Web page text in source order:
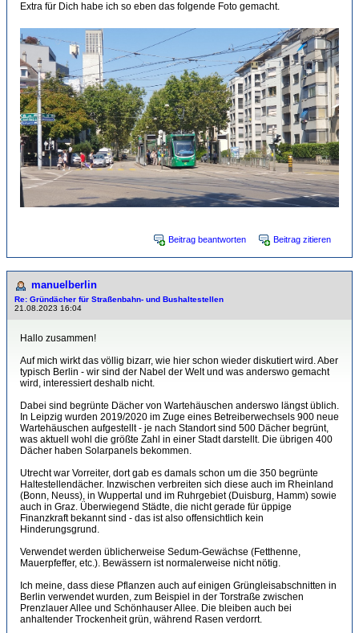
Extra für Dich habe ich so eben das folgende Foto gemacht.
Beitrag beantworten Beitrag zitieren
manuelberlin
Re: Gründächer für Straßenbahn- und Bushaltestellen
21.08.2023 16:04
Hallo zusammen!
Auf mich wirkt das völlig bizarr, wie hier schon wieder diskutiert wird. Aber
typisch Berlin - wir sind der Nabel der Welt und was anderswo gemacht
wird, interessiert deshalb nicht.
Dabei sind begrünte Dächer von Wartehäuschen anderswo längst üblich.
In Leipzig wurden 2019/2020 im Zuge eines Betreiberwechsels 900 neue
Wartehäuschen aufgestellt - je nach Standort sind 500 Dächer begrünt,
was aktuell wohl die größte Zahl in einer Stadt darstellt. Die übrigen 400
Dächer haben Solarpanels bekommen.
Utrecht war Vorreiter, dort gab es damals schon um die 350 begrünte
Haltestellendächer. Inzwischen verbreiten sich diese auch im Rheinland
(Bonn, Neuss), in Wuppertal und im Ruhrgebiet (Duisburg, Hamm) sowie
auch in Graz. Überwiegend Städte, die nicht gerade für üppige
Finanzkraft bekannt sind - das ist also offensichtlich kein
Hinderungsgrund.
Verwendet werden üblicherweise Sedum-Gewächse (Fetthenne,
Mauerpfeffer, etc.). Bewässern ist normalerweise nicht nötig.
Ich meine, dass diese Pflanzen auch auf einigen Grüngleisabschnitten in
Berlin verwendet wurden, zum Beispiel in der Torstraße zwischen
Prenzlauer Allee und Schönhauser Allee. Die bleiben auch bei
anhaltender Trockenheit grün, während Rasen verdorrt.